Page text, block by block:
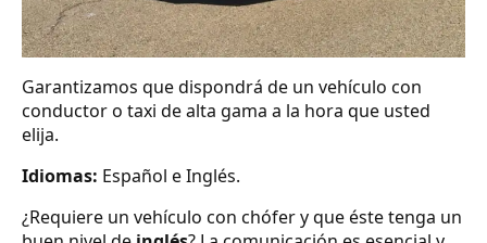
Garantizamos que dispondrá de un vehículo con
conductor o taxi de alta gama a la hora que usted
elija.
Idiomas: Español e Inglés.
¿Requiere un vehículo con chófer y que éste tenga un